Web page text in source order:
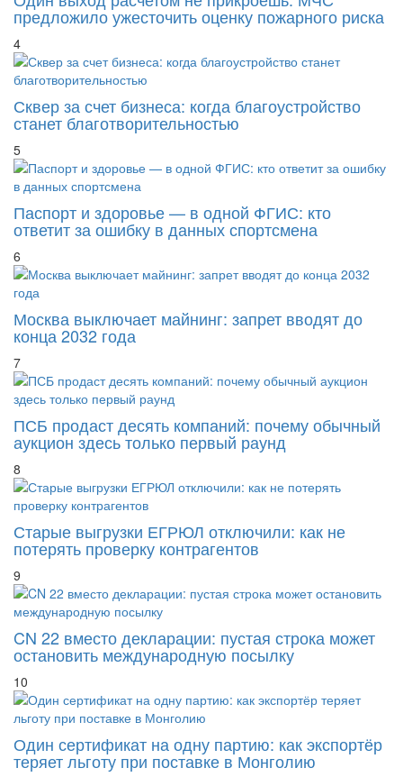
предложило ужесточить оценку пожарного риска
4
Сквер за счет бизнеса: когда благоустройство
станет благотворительностью
5
Паспорт и здоровье — в одной ФГИС: кто
ответит за ошибку в данных спортсмена
6
Москва выключает майнинг: запрет вводят до
конца 2032 года
7
ПСБ продаст десять компаний: почему обычный
аукцион здесь только первый раунд
8
Старые выгрузки ЕГРЮЛ отключили: как не
потерять проверку контрагентов
9
CN 22 вместо декларации: пустая строка может
остановить международную посылку
10
Один сертификат на одну партию: как экспортёр
теряет льготу при поставке в Монголию